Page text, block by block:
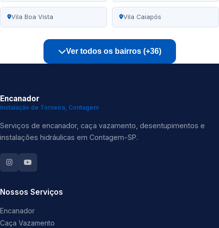
Vila Boa Vista Vila Caiapós
Ver todos os bairros (+36)
Encanador
Instalação de Torneira, Contagem
Serviços de encanador, caça vazamento, desentupimentos e
instalações hidráulicas em Contagem-SP.
Nossos Serviços
Encanador
Caça Vazamento